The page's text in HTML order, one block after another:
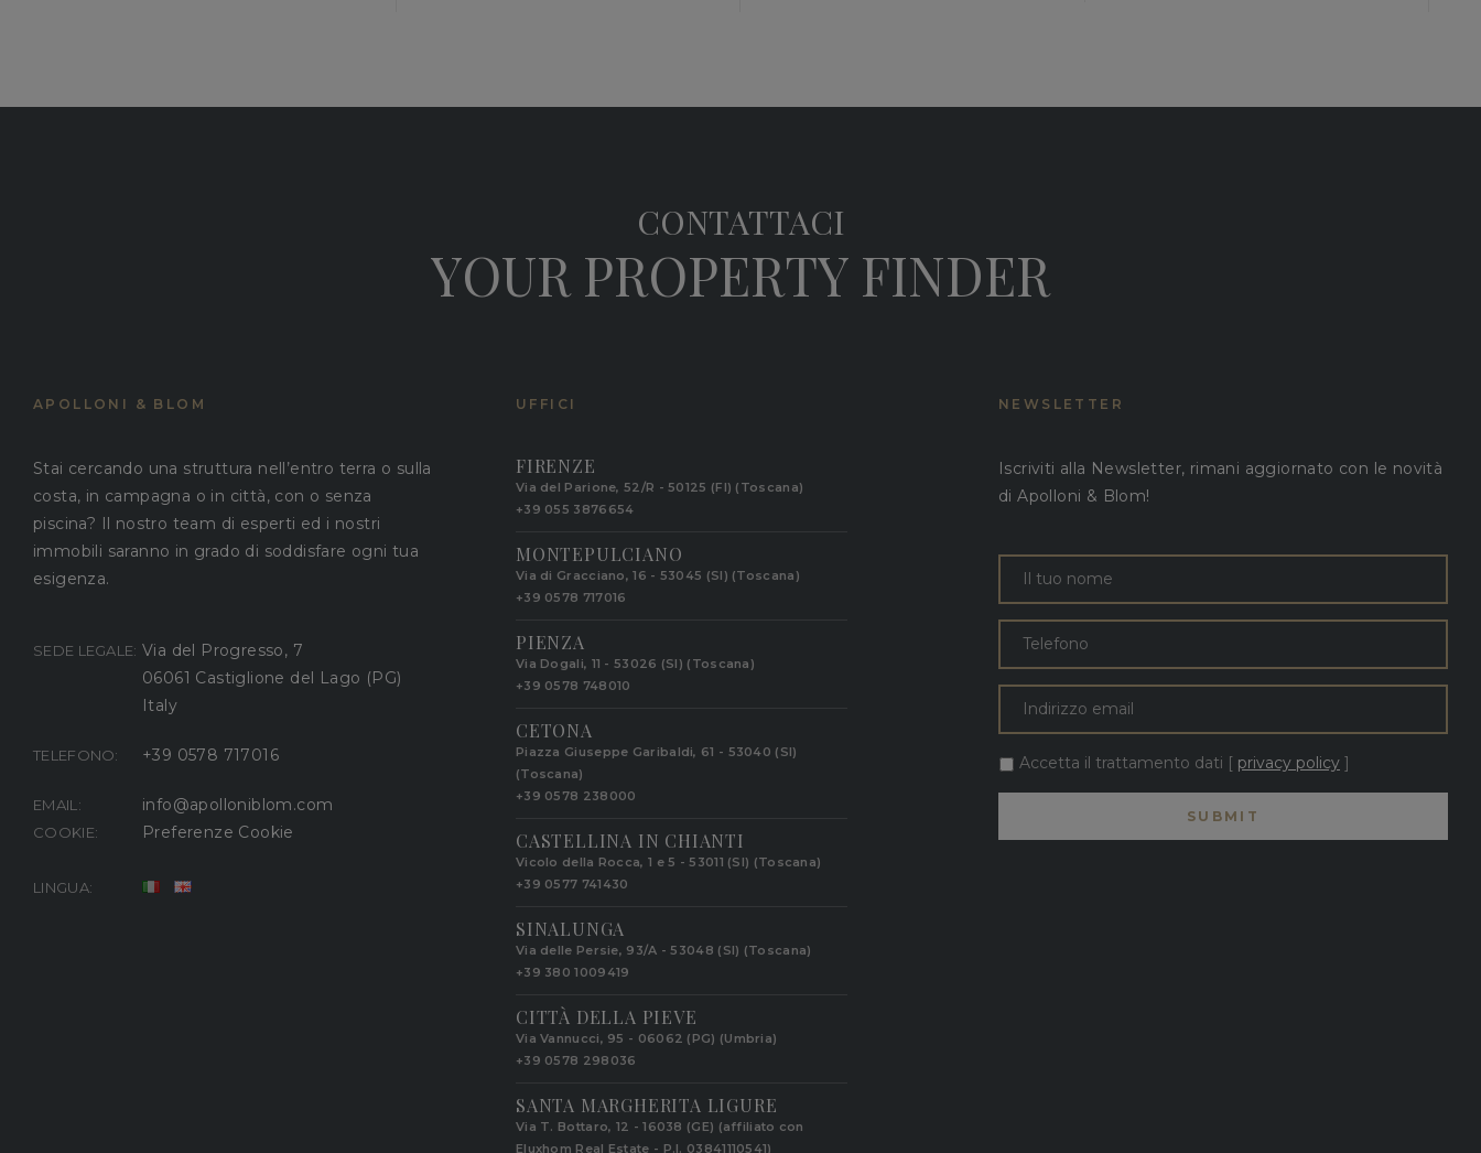
CONTATTACI
YOUR PROPERTY FINDER
APOLLONI & BLOM
Stai cercando una struttura nell’entro terra o sulla
costa, in campagna o in città, con o senza
piscina? Il nostro team di esperti ed i nostri
immobili saranno in grado di soddisfare ogni tua
esigenza.
SEDE LEGALE: Via del Progresso, 7
06061 Castiglione del Lago (PG)
Italy
TELEFONO: +39 0578 717016
EMAIL: info@apolloniblom.com
COOKIE: Preferenze Cookie
LINGUA:
UFFICI
FIRENZE
Via del Parione, 52/R - 50125 (FI) (Toscana)
+39 055 3876654
MONTEPULCIANO
Via di Gracciano, 16 - 53045 (SI) (Toscana)
+39 0578 717016
PIENZA
Via Dogali, 11 - 53026 (SI) (Toscana)
+39 0578 748010
CETONA
Piazza Giuseppe Garibaldi, 61 - 53040 (SI)
(Toscana)
+39 0578 238000
CASTELLINA IN CHIANTI
Vicolo della Rocca, 1 e 5 - 53011 (SI) (Toscana)
+39 0577 741430
SINALUNGA
Via delle Persie, 93/A - 53048 (SI) (Toscana)
+39 380 1009419
CITTÀ DELLA PIEVE
Via Vannucci, 95 - 06062 (PG) (Umbria)
+39 0578 298036
SANTA MARGHERITA LIGURE
Via T. Bottaro, 12 - 16038 (GE) (affiliato con
Eluxhom Real Estate - P.I. 03841110541)
NEWSLETTER
Iscriviti alla Newsletter, rimani aggiornato con le novità
di Apolloni & Blom!
Accetta il trattamento dati [ privacy policy ]